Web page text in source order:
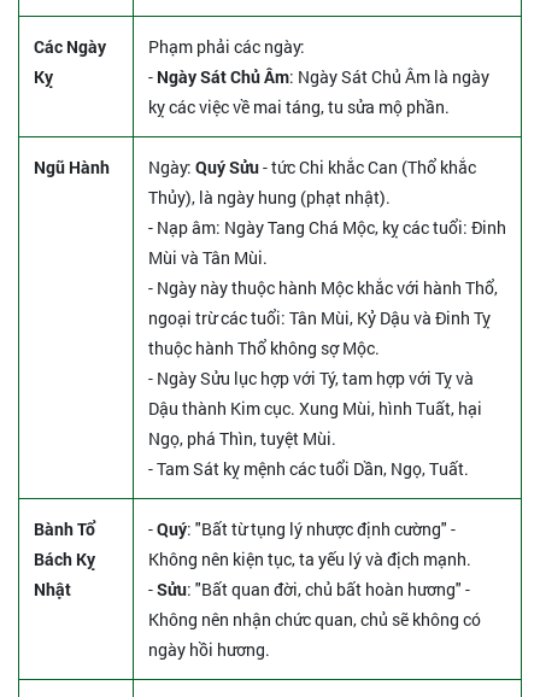
Các Ngày
Kỵ
Phạm phải các ngày:
- Ngày Sát Chủ Âm: Ngày Sát Chủ Âm là ngày
kỵ các việc về mai táng, tu sửa mộ phần.
Ngũ Hành Ngày: Quý Sửu- tức Chi khắc Can (Thổ khắc
Thủy), là ngày hung (phạt nhật).
- Nạp âm: Ngày Tang Chá Mộc, kỵ các tuổi: Đinh
Mùi và Tân Mùi.
- Ngày này thuộc hành Mộc khắc với hành Thổ,
ngoại trừ các tuổi: Tân Mùi, Kỷ Dậu và Đinh Tỵ
thuộc hành Thổ không sợ Mộc.
- Ngày Sửu lục hợp với Tý, tam hợp với Tỵ và
Dậu thành Kim cục. Xung Mùi, hình Tuất, hại
Ngọ, phá Thìn, tuyệt Mùi.
- Tam Sát kỵ mệnh các tuổi Dần, Ngọ, Tuất.
Bành Tổ
Bách Kỵ
Nhật
-Quý: "Bất từ tụng lý nhược định cường" -
Không nên kiện tục, ta yếu lý và địch mạnh.
-Sửu: "Bất quan đời, chủ bất hoàn hương" -
Không nên nhận chức quan, chủ sẽ không có
ngày hồi hương.